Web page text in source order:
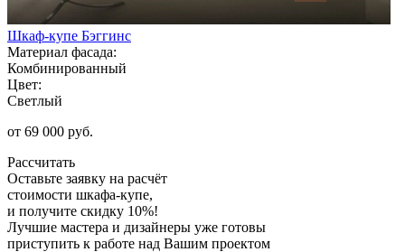
Шкаф-купе Бэггинс
Материал фасада:
Комбинированный
Цвет:
Светлый
от 69 000 руб.
Рассчитать
Оставьте заявку на расчёт
стоимости шкафа-купе,
и получите скидку 10%!
Лучшие мастера и дизайнеры уже готовы
приступить к работе над Вашим проектом